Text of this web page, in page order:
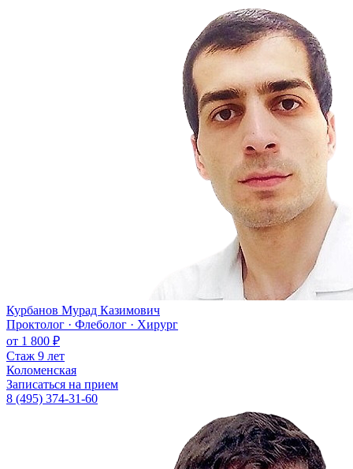
Курбанов Мурад Казимович
Проктолог · Флеболог · Хирург
от 1 800 ₽
Стаж 9 лет
Коломенская
Записаться на прием
8 (495) 374-31-60